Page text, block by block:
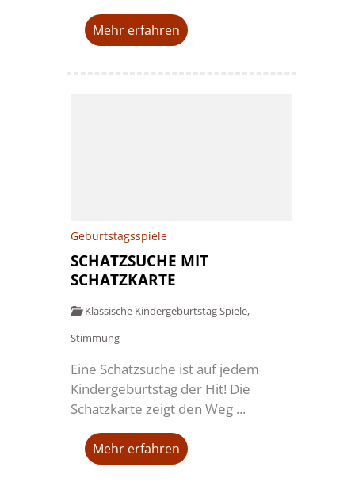
Mehr erfahren
Geburtstagsspiele
SCHATZSUCHE MIT
SCHATZKARTE
Klassische Kindergeburtstag Spiele,
Stimmung
Eine Schatzsuche ist auf jedem
Kindergeburtstag der Hit! Die
Schatzkarte zeigt den Weg ...
Mehr erfahren